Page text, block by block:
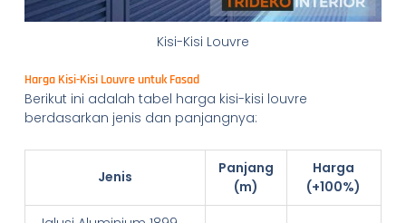
Kisi-Kisi Louvre
Harga Kisi-Kisi Louvre untuk Fasad
Berikut ini adalah tabel harga kisi-kisi louvre
berdasarkan jenis dan panjangnya:
Jenis
Panjang
(m)
Harga
(+100%)